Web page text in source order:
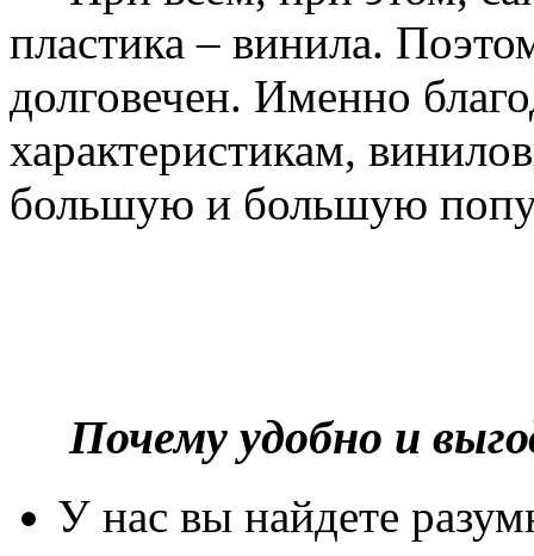
пластика – винила.
долговечен. Именно
характеристикам,
большую и большую
Почему удобно и
У нас вы найдете